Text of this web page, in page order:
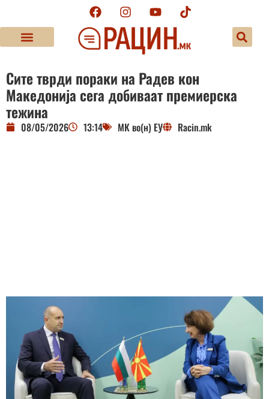
Сите тврди пораки на Радев кон
Македонија сега добиваат премиерска
тежина
08/05/2026 13:14 МК во(н) ЕУ Racin.mk